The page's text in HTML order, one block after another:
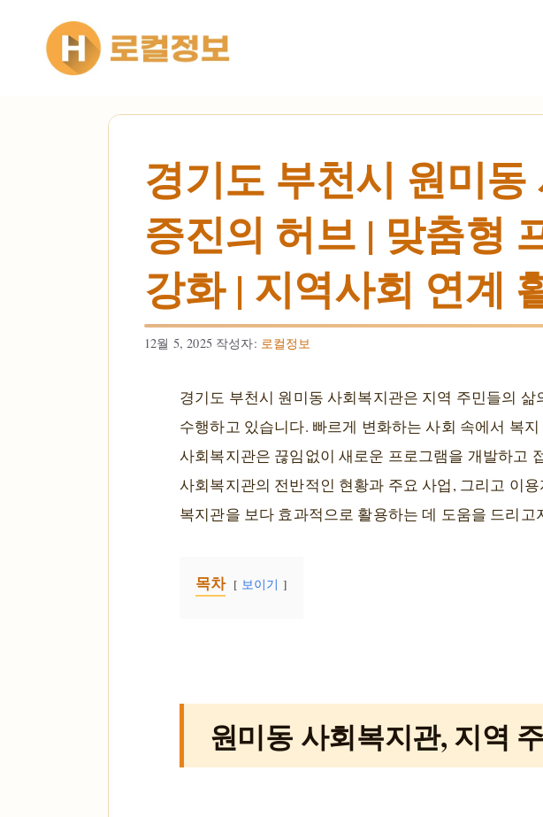
건너뛰기
경기도 부천시 원미
증진의 허브 | 맞춤형
강화 | 지역사회 연계
12월 5, 2025 작성자: 로컬정보
경기도 부천시 원미동 사회복지관은 지역 주민들의
수행하고 있습니다. 빠르게 변화하는 사회 속에서 복
사회복지관은 끊임없이 새로운 프로그램을 개발하고
사회복지관의 전반적인 현황과 주요 사업, 그리고 이
복지관을 보다 효과적으로 활용하는 데 도움을 드리고
목차 보이기
원미동 사회복지관, 지역